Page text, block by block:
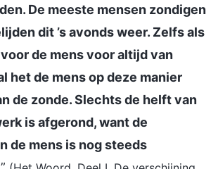
De meeste mensen zondigen
dit ’s avonds weer. Zelfs als
de mens voor altijd van
het de mens op deze manier
de zonde. Slechts de helft van
is afgerond, want de
de mens is nog steeds